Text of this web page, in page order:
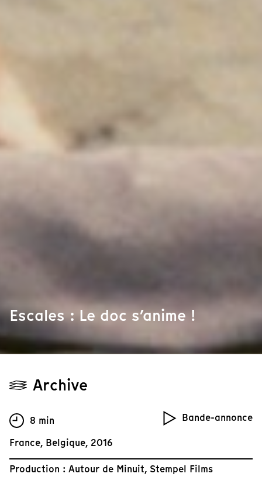
Escales : Le doc s’anime !
Archive
Bande-annonce
8 min
France, Belgique, 2016
Production : Autour de Minuit, Stempel Films